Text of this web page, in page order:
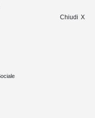
Chiudi